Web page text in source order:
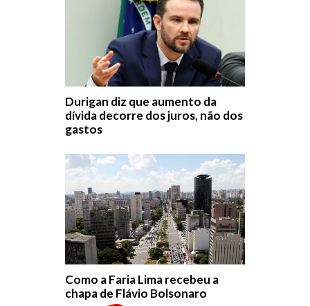
Durigan diz que aumento da
dívida decorre dos juros, não dos
gastos
Como a Faria Lima recebeu a
chapa de Flávio Bolsonaro